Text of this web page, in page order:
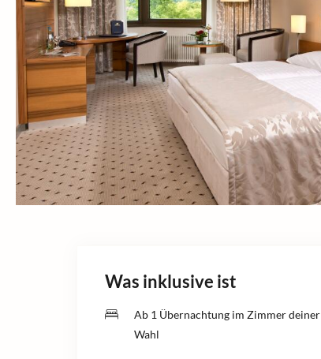
Was inklusive ist
Ab 1 Übernachtung im Zimmer deiner
Wahl